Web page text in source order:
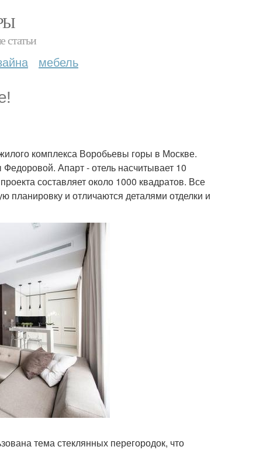
статьи
мебель
комплекса Воробьевы горы в Москве.
Апарт - отель насчитывает 10
составляет около 1000 квадратов. Все
и отличаются деталями отделки и
тема стеклянных перегородок, что